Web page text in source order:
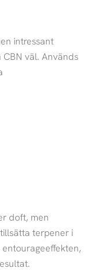
intressant
väl. Används
doft, men
terpener i